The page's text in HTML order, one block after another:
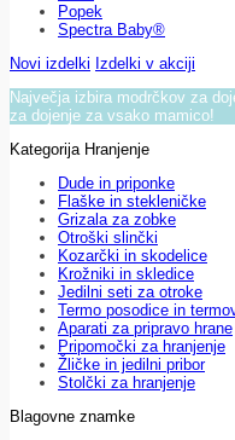
Popek
Spectra Baby®
Novi izdelki Izdelki v akciji
Največja izbira modrčkov za
za dojenje za vsako mamico!
Kategorija Hranjenje
Dude in priponke
Flaške in stekleničke
Grizala za zobke
Otroški slinčki
Kozarčki in skodelice
Krožniki in skledice
Jedilni seti za otroke
Termo posodice in
Aparati za pripravo hrane
Pripomočki za hranjenje
Žličke in jedilni pribor
Stolčki za hranjenje
Blagovne znamke